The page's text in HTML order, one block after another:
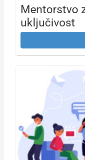
Mentorstvo
uključivost